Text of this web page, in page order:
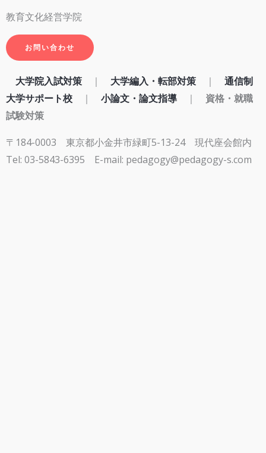
教育文化経営学院
お問い合わせ
大学院入試対策 ｜ 大学編入・転部対策 ｜ 通信制
大学サポート校 ｜ 小論文・論文指導 ｜ 資格・就職
試験対策
〒184-0003 東京都小金井市緑町5-13-24 現代座会館内
Tel: 03-5843-6395 E-mail: pedagogy@pedagogy-s.com